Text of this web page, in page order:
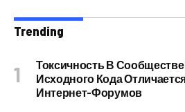
Trending
Токсичность В
Исходного Кода
Интернет-Форумов